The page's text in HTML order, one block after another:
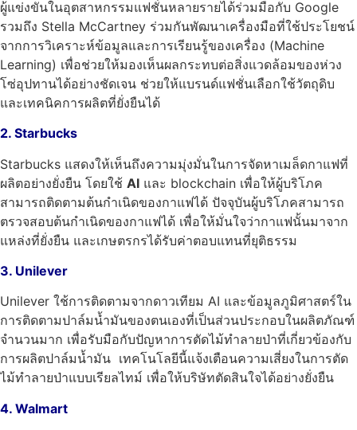
ผู้แข่งขันในอุตสาหกรรมแฟชั่นหลายรายได้ร่วมมือกับ Google
รวมถึง Stella McCartney ร่วมกันพัฒนาเครื่องมือที่ใช้ประโยชน์
จากการวิเคราะห์ข้อมูลและการเรียนรู้ของเครื่อง (Machine
Learning) เพื่อช่วยให้มองเห็นผลกระทบต่อสิ่งแวดล้อมของห่วง
โซ่อุปทานได้อย่างชัดเจน ช่วยให้แบรนด์แฟชั่นเลือกใช้วัตถุดิบ
และเทคนิคการผลิตที่ยั่งยืนได้
2. Starbucks
Starbucks แสดงให้เห็นถึงความมุ่งมั่นในการจัดหาเมล็ดกาแฟที่
ผลิตอย่างยั่งยืน โดยใช้ AI และ blockchain เพื่อให้ผู้บริโภค
สามารถติดตามต้นกำเนิดของกาแฟได้ ปัจจุบันผู้บริโภคสามารถ
ตรวจสอบต้นกำเนิดของกาแฟได้ เพื่อให้มั่นใจว่ากาแฟนั้นมาจาก
แหล่งที่ยั่งยืน และเกษตรกรได้รับค่าตอบแทนที่ยุติธรรม
3. Unilever
Unilever ใช้การติดตามจากดาวเทียม AI และข้อมูลภูมิศาสตร์ใน
การติดตามปาล์มน้ำมันของตนเองที่เป็นส่วนประกอบในผลิตภัณฑ์
จำนวนมาก เพื่อรับมือกับปัญหาการตัดไม้ทำลายป่าที่เกี่ยวข้องกับ
การผลิตปาล์มน้ำมัน เทคโนโลยีนี้แจ้งเตือนความเสี่ยงในการตัด
ไม้ทำลายป่าแบบเรียลไทม์ เพื่อให้บริษัทตัดสินใจได้อย่างยั่งยืน
4. Walmart